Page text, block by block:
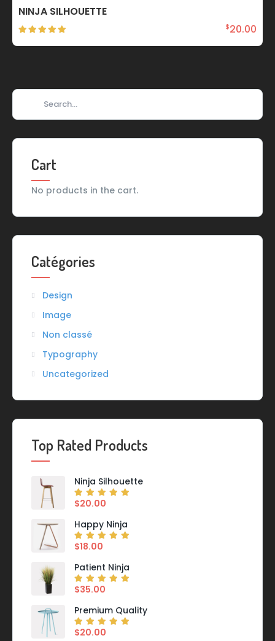
Cart
No products in the cart.
Catégories
Design
Image
Non classé
Typography
Uncategorized
Top Rated Products
Ninja Silhouette
$20.00
Happy Ninja
$18.00
Patient Ninja
$35.00
Premium Quality
$20.00
NINJA SILHOUETTE
$20.00